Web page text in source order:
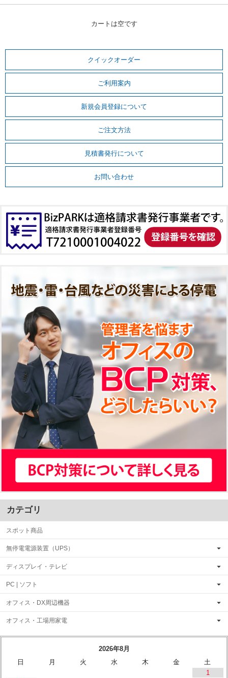
カートは空です
クイックオーダー
ご利用案内
新規会員登録について
ご注文方法
見積書発行について
お問い合わせ
カテゴリ
スポット商品
無停電電源装置（UPS）
ディスプレイ・テレビ
PC | ソフト
オフィス・DX周辺機器
オフィス・工場用家電
2026年8月
日
月 火 水 木 金
土
1